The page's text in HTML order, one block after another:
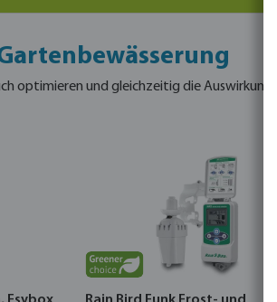
optimieren und gleichzeitig die